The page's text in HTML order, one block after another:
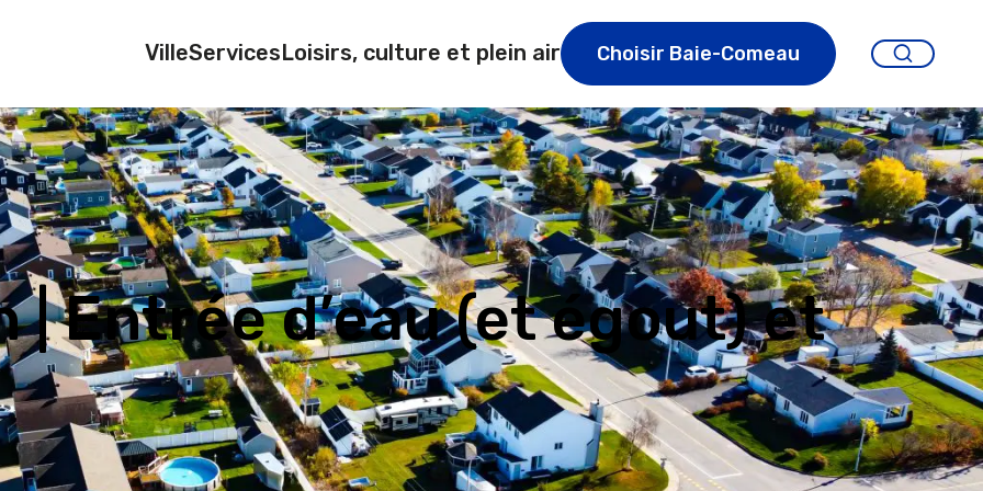
VilleServicesLoisirs, culture et plein air Choisir Baie-Comeau
Entrée d’eau (et égout) et